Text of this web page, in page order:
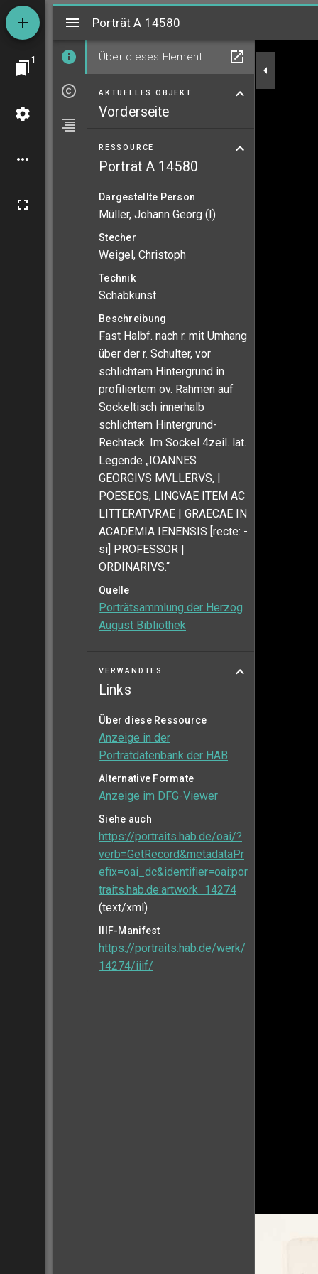
1
MiradorPorträt A 14580
Über dieses Element
AKTUELLES OBJEKT
Vorderseite
RESSOURCE
Porträt A 14580
Dargestellte Person
Müller, Johann Georg (I)
Stecher
Weigel, Christoph
Technik
Schabkunst
Beschreibung
Fast Halbf. nach r. mit Umhang
über der r. Schulter, vor
schlichtem Hintergrund in
profiliertem ov. Rahmen auf
Sockeltisch innerhalb
schlichtem Hintergrund-
Rechteck. Im Sockel 4zeil. lat.
Legende „IOANNES
GEORGIVS MVLLERVS, |
POESEOS, LINGVAE ITEM AC
LITTERATVRAE | GRAECAE IN
ACADEMIA IENENSIS [recte: -
si] PROFESSOR |
ORDINARIVS.“
Quelle
Porträtsammlung der Herzog
August Bibliothek
VERWANDTES
Links
Über diese Ressource
Anzeige in der
Porträtdatenbank der HAB
Alternative Formate
Anzeige im DFG-Viewer
Siehe auch
https://portraits.hab.de/oai/?
verb=GetRecord&metadataPr
efix=oai_dc&identifier=oai:por
traits.hab.de:artwork_14274
(text/xml)
IIIF-Manifest
https://portraits.hab.de/werk/
14274/iiif/
Porträt A 14580